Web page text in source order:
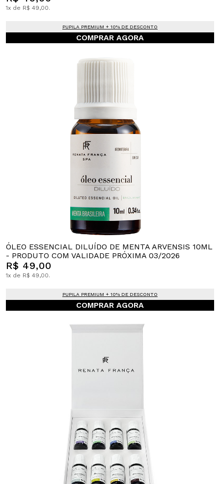
1x de R$ 49,00.
PUPILA PREMIUM + 10% DE DESCONTO
COMPRAR AGORA
ÓLEO ESSENCIAL DILUÍDO DE MENTA ARVENSIS 10ML
- PRODUTO COM VALIDADE PRÓXIMA 03/2026
R$ 49,00
1x de R$ 49,00.
PUPILA PREMIUM + 10% DE DESCONTO
COMPRAR AGORA